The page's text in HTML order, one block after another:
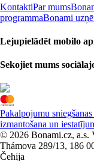
KontaktiPar mums
programmaBonami
Lejupielādēt mobilo
Sekojiet mums
Pakalpojumu
izmantošana un
© 2026 Bonami.cz, a.s.
Thámova 289/13, 186
Čehija